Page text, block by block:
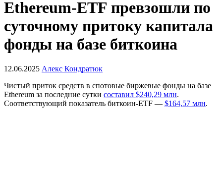
Ethereum-ETF превзошли по
суточному притоку капитала
фонды на базе биткоина
12.06.2025 Алекс Кондратюк
Чистый приток средств в спотовые биржевые фонды на базе
Ethereum за последние сутки составил $240,29 млн.
Соответствующий показатель биткоин-ETF — $164,57 млн.